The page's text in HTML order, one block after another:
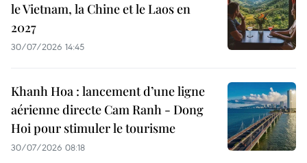
le Vietnam, la Chine et le Laos en
2027
30/07/2026 14:45
Khanh Hoa : lancement d’une ligne
aérienne directe Cam Ranh - Dong
Hoi pour stimuler le tourisme
30/07/2026 08:18